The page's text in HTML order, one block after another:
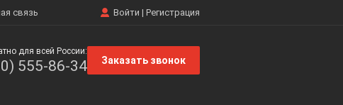
Войти | Регистрация
связь
для всей России:
555-86-34 Заказать звонок